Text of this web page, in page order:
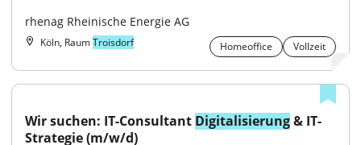
rhenag Rheinische Energie AG
Köln, RaumTroisdorf Homeoffice Vollzeit
Wir suchen: IT-Consultant Digitalisierung & IT-
Strategie (m/w/d)